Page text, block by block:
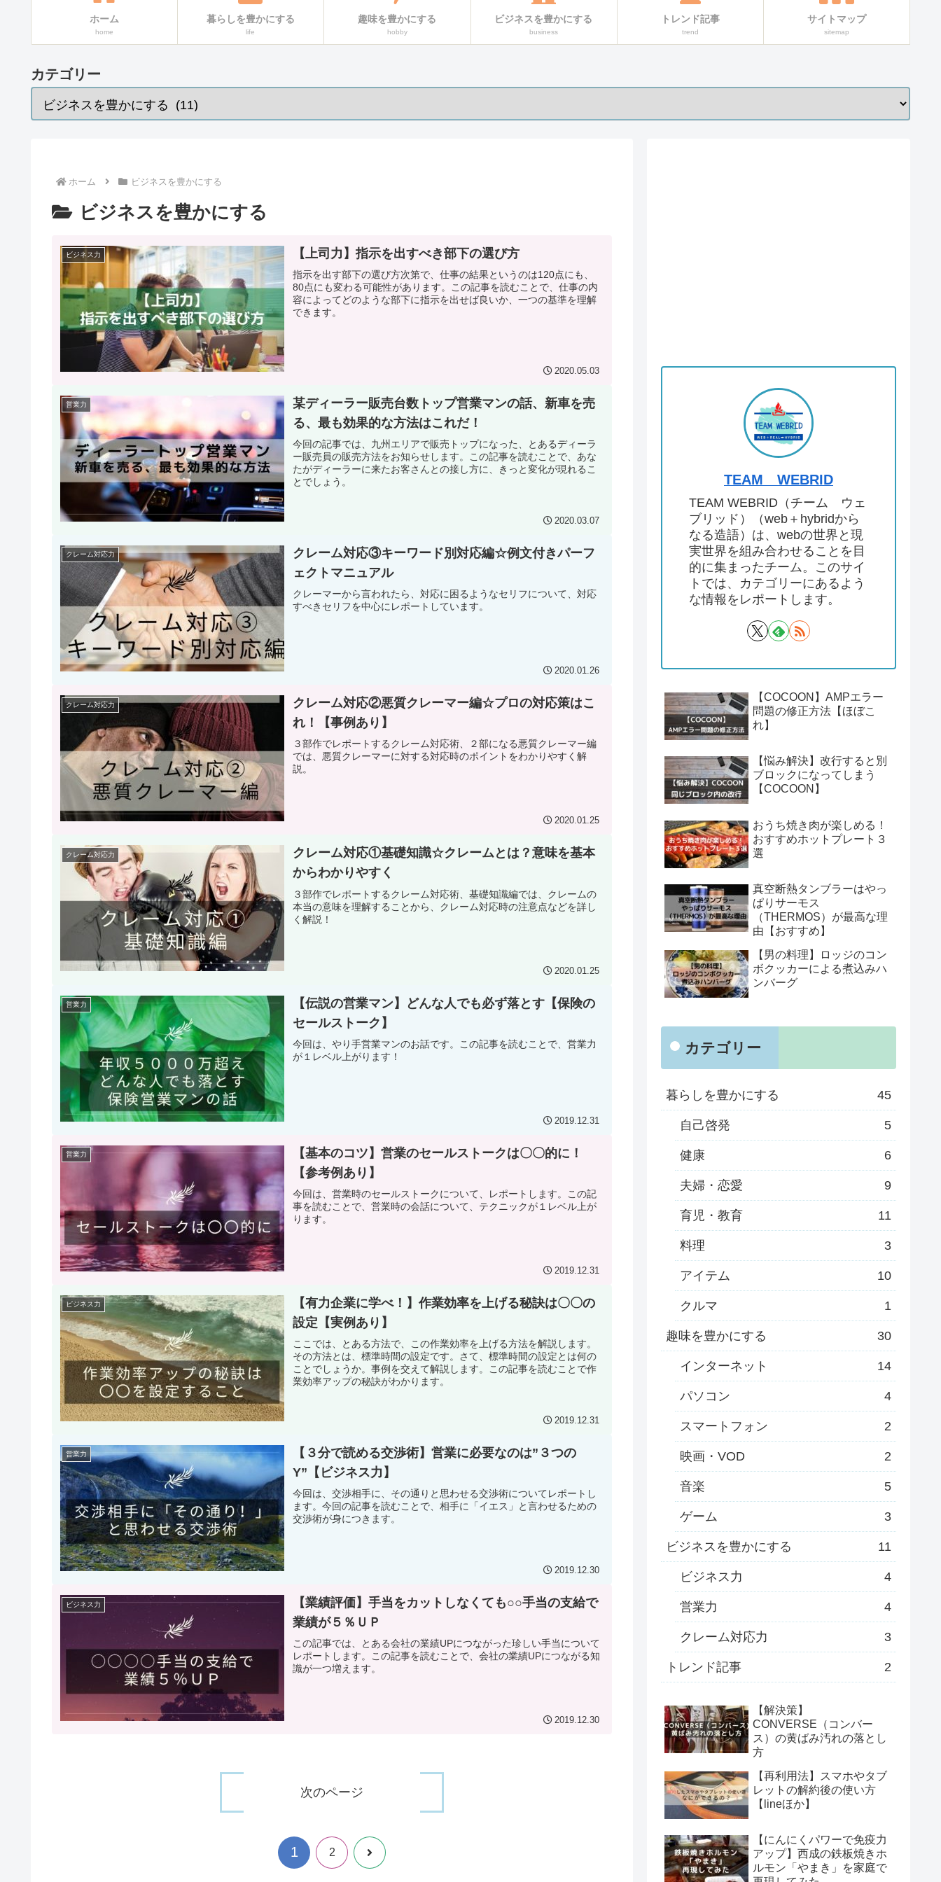
ホーム
home
暮らしを豊かにする
life
趣味を豊かにする
hobby
ビジネスを豊かにする
business
トレンド記事
trend
サイトマップ
sitemap
カテゴリー
ホーム ビジネスを豊かにする
ビジネスを豊かにする
ビジネス力 【上司力】指示を出すべき部下の選び方
指示を出す部下の選び方次第で、仕事の結果というのは120点にも、
80点にも変わる可能性があります。この記事を読むことで、仕事の内
容によってどのような部下に指示を出せば良いか、一つの基準を理解
できます。
2020.05.03
営業力
某ディーラー販売台数トップ営業マンの話、新車を売
る、最も効果的な方法はこれだ！
今回の記事では、九州エリアで販売トップになった、とあるディーラ
ー販売員の販売方法をお知らせします。この記事を読むことで、あな
たがディーラーに来たお客さんとの接し方に、きっと変化が現れるこ
とでしょう。
2020.03.07
クレーム対応力
クレーム対応③キーワード別対応編☆例文付きパーフ
ェクトマニュアル
クレーマーから言われたら、対応に困るようなセリフについて、対応
すべきセリフを中心にレポートしています。
2020.01.26
クレーム対応力
クレーム対応②悪質クレーマー編☆プロの対応策はこ
れ！【事例あり】
３部作でレポートするクレーム対応術、２部になる悪質クレーマー編
では、悪質クレーマーに対する対応時のポイントをわかりやすく解
説。
2020.01.25
クレーム対応力
クレーム対応①基礎知識☆クレームとは？意味を基本
からわかりやすく
３部作でレポートするクレーム対応術、基礎知識編では、クレームの
本当の意味を理解することから、クレーム対応時の注意点などを詳し
く解説！
2020.01.25
営業力
【伝説の営業マン】どんな人でも必ず落とす【保険の
セールストーク】
今回は、やり手営業マンのお話です。この記事を読むことで、営業力
が１レベル上がります！
2019.12.31
営業力
【基本のコツ】営業のセールストークは〇〇的に！
【参考例あり】
今回は、営業時のセールストークについて、レポートします。この記
事を読むことで、営業時の会話について、テクニックが１レベル上が
ります。
2019.12.31
ビジネス力
【有力企業に学べ！】作業効率を上げる秘訣は〇〇の
設定【実例あり】
ここでは、とある方法で、この作業効率を上げる方法を解説します。
その方法とは、標準時間の設定です。さて、標準時間の設定とは何の
ことでしょうか。事例を交えて解説します。この記事を読むことで作
業効率アップの秘訣がわかります。
2019.12.31
営業力
【３分で読める交渉術】営業に必要なのは”３つの
Y”【ビジネス力】
今回は、交渉相手に、その通りと思わせる交渉術についてレポートし
ます。今回の記事を読むことで、相手に「イエス」と言わせるための
交渉術が身につきます。
2019.12.30
ビジネス力
【業績評価】手当をカットしなくても○○手当の支給で
業績が５％ＵＰ
この記事では、とある会社の業績UPにつながった珍しい手当について
レポートします。この記事を読むことで、会社の業績UPにつながる知
識が一つ増えます。
2019.12.30
次のページ
1 2 次
TEAM WEBRID
TEAM WEBRID（チーム ウェ
ブリッド）（web＋hybridから
なる造語）は、webの世界と現
実世界を組み合わせることを目
的に集まったチーム。このサイ
トでは、カテゴリーにあるよう
な情報をレポートします。
【COCOON】AMPエラー
問題の修正方法【ほぼこ
れ】
【悩み解決】改行すると別
ブロックになってしまう
【COCOON】
おうち焼き肉が楽しめる！
おすすめホットプレート３
選
真空断熱タンブラーはやっ
ぱりサーモス
（THERMOS）が最高な理
由【おすすめ】
【男の料理】ロッジのコン
ボクッカーによる煮込みハ
ンバーグ
カテゴリー
暮らしを豊かにする 45
自己啓発 5
健康 6
夫婦・恋愛 9
育児・教育 11
料理 3
アイテム 10
クルマ 1
趣味を豊かにする 30
インターネット 14
パソコン 4
スマートフォン 2
映画・VOD 2
音楽 5
ゲーム 3
ビジネスを豊かにする 11
ビジネス力 4
営業力 4
クレーム対応力 3
トレンド記事 2
【解決策】
CONVERSE（コンバー
ス）の黄ばみ汚れの落とし
方
【再利用法】スマホやタブ
レットの解約後の使い方
【lineほか】
【にんにくパワーで免疫力
アップ】西成の鉄板焼きホ
ルモン「やまき」を家庭で